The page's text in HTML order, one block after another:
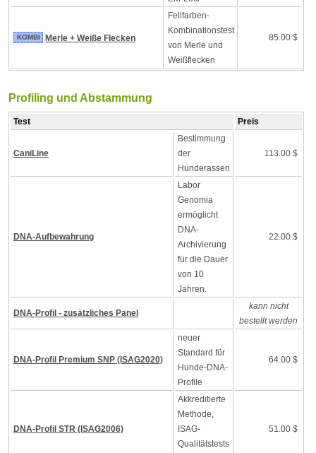
KOMBI Merle + Weiße Flecken
Fellfarben-
Kombinationstest
von Merle und
Weißflecken
85.00 $
Profiling und Abstammung
Test Preis
CaniLine
Bestimmung
der
Hunderassen
113.00 $
DNA-Aufbewahrung
Labor
Genomia
ermöglicht
DNA-
Archivierung
für die Dauer
von 10
Jahren.
22.00 $
DNA-Profil - zusätzliches Panel
kann nicht
bestellt werden
DNA-Profil Premium SNP (ISAG2020)
neuer
Standard für
Hunde-DNA-
Profile
64.00 $
DNA-Profil STR (ISAG2006)
Akkreditierte
Methode,
ISAG-
Qualitätstests
51.00 $